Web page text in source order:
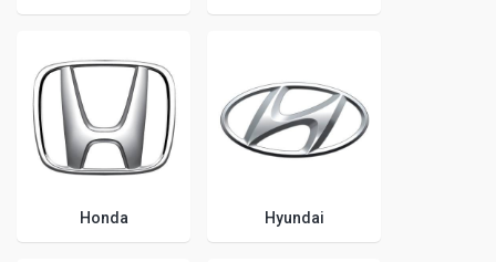
Honda Hyundai